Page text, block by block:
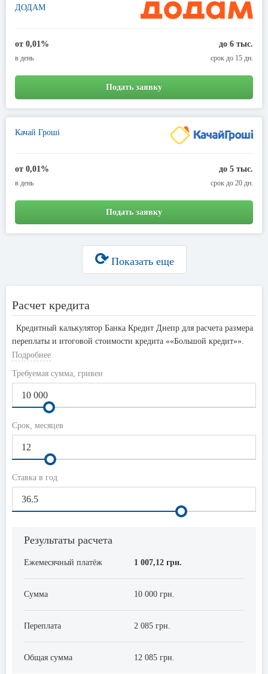
ДОДАМ
от 0,01%
в день
до 6 тыс.
срок до 15 дн.
Подать заявку
Качай Гроші
от 0,01%
в день
до 5 тыс.
срок до 20 дн.
Подать заявку
⟳Показать еще
Расчет кредита
Кредитный калькулятор Банка Кредит Днепр для расчета размера
переплаты и итоговой стоимости кредита ««Большой кредит»».
По умолчанию установлена минимальная ставка 36,5%, срок
Подробнее
Требуемая сумма, гривен
Срок, месяцев
Ставка в год
Результаты расчета
Ежемесячный платёж 1 007,12 грн.
Сумма 10 000 грн.
Переплата 2 085 грн.
Общая сумма 12 085 грн.